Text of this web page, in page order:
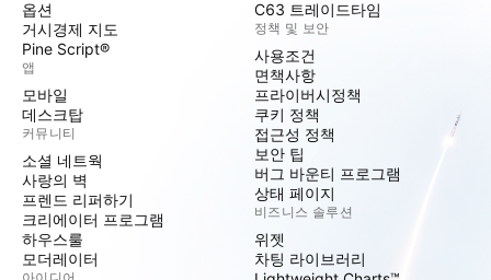
옵션
거시경제 지도
Pine Script®
앱
모바일
데스크탑
커뮤니티
소셜 네트웍
사랑의 벽
프렌드 리퍼하기
크리에이터 프로그램
하우스룰
모더레이터
C63 트레이드타임
정책 및 보안
사용조건
면책사항
프라이버시정책
쿠키 정책
접근성 정책
보안 팁
버그 바운티 프로그램
상태 페이지
비즈니스 솔루션
위젯
차팅 라이브러리